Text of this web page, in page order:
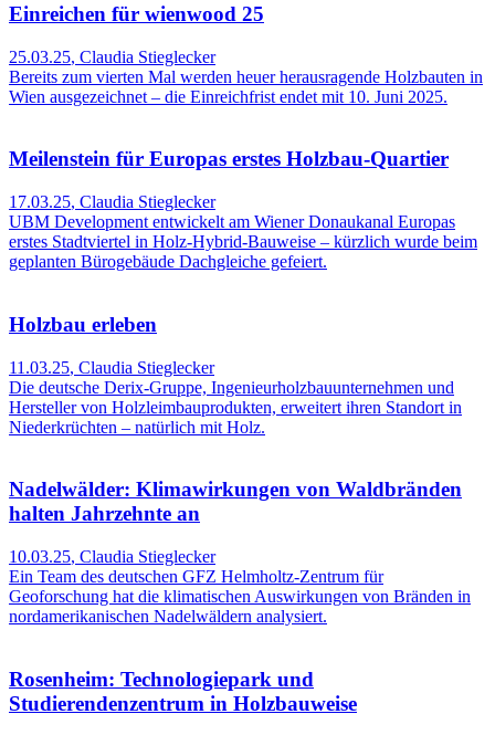
Einreichen für wienwood 25
25.03.25, Claudia Stieglecker
Bereits zum vierten Mal werden heuer herausragende Holzbauten in
Wien ausgezeichnet – die Einreichfrist endet mit 10. Juni 2025.
Meilenstein für Europas erstes Holzbau-Quartier
17.03.25, Claudia Stieglecker
UBM Development entwickelt am Wiener Donaukanal Europas
erstes Stadtviertel in Holz-Hybrid-Bauweise – kürzlich wurde beim
geplanten Bürogebäude Dachgleiche gefeiert.
Holzbau erleben
11.03.25, Claudia Stieglecker
Die deutsche Derix-Gruppe, Ingenieurholzbauunternehmen und
Hersteller von Holzleimbauprodukten, erweitert ihren Standort in
Niederkrüchten – natürlich mit Holz.
Nadelwälder: Klimawirkungen von Waldbränden
halten Jahrzehnte an
10.03.25, Claudia Stieglecker
Ein Team des deutschen GFZ Helmholtz-Zentrum für
Geoforschung hat die klimatischen Auswirkungen von Bränden in
nordamerikanischen Nadelwäldern analysiert.
Rosenheim: Technologiepark und
Studierendenzentrum in Holzbauweise